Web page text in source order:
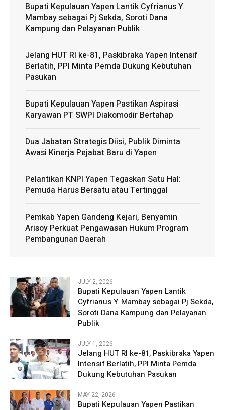
Bupati Kepulauan Yapen Lantik Cyfrianus Y.
Mambay sebagai Pj Sekda, Soroti Dana
Kampung dan Pelayanan Publik
Jelang HUT RI ke-81, Paskibraka Yapen Intensif
Berlatih, PPI Minta Pemda Dukung Kebutuhan
Pasukan
Bupati Kepulauan Yapen Pastikan Aspirasi
Karyawan PT SWPI Diakomodir Bertahap
Dua Jabatan Strategis Diisi, Publik Diminta
Awasi Kinerja Pejabat Baru di Yapen
Pelantikan KNPI Yapen Tegaskan Satu Hal:
Pemuda Harus Bersatu atau Tertinggal
Pemkab Yapen Gandeng Kejari, Benyamin
Arisoy Perkuat Pengawasan Hukum Program
Pembangunan Daerah
JULY 2, 2026
Bupati Kepulauan Yapen Lantik
Cyfrianus Y. Mambay sebagai Pj Sekda,
Soroti Dana Kampung dan Pelayanan
Publik
JULY 1, 2026
Jelang HUT RI ke-81, Paskibraka Yapen
Intensif Berlatih, PPI Minta Pemda
Dukung Kebutuhan Pasukan
MAY 22, 2026
Bupati Kepulauan Yapen Pastikan